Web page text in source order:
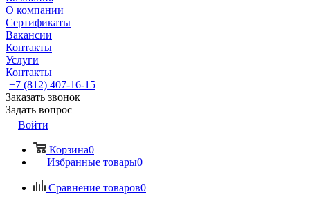
О компании
Сертификаты
Вакансии
Контакты
Услуги
Контакты
+7 (812) 407-16-15
Заказать звонок
Задать вопрос
Войти
Корзина0
Избранные товары0
Сравнение товаров0